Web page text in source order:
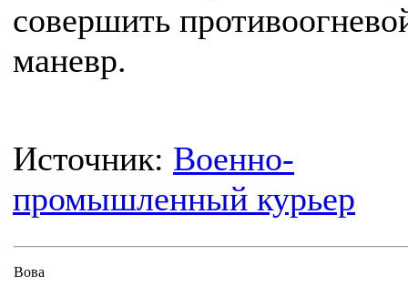
совершить
маневр.
Источник: Военно-
промышленный курьер
Вова